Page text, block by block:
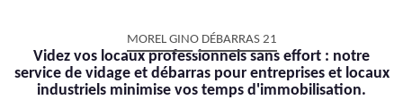
MOREL GINO DÉBARRAS 21
Videz vos locaux professionnels sans effort : notre
service de vidage et débarras pour entreprises et locaux
industriels minimise vos temps d'immobilisation.